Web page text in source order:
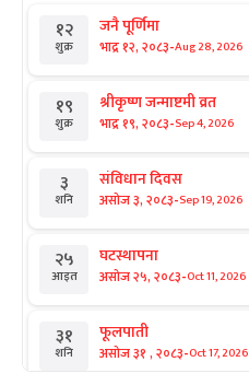
१२
शुक्र
जनै पूर्णिमा
भाद्र १२, २०८३-Aug 28, 2026
१९
शुक्र
श्रीकृष्ण जन्माष्टमी व्रत
भाद्र १९, २०८३-Sep 4, 2026
३
शनि
संविधान दिवस
असोज ३, २०८३-Sep 19, 2026
२५
आइत
घटस्थापना
असोज २५, २०८३-Oct 11, 2026
३१
शनि
फूलपाती
असोज ३१ , २०८३-Oct 17, 2026